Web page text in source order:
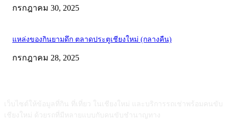
กรกฎาคม 30, 2025
แหล่งของกินยามดึก ตลาดประตูเชียงใหม่ (กลางคืน)
กรกฎาคม 28, 2025